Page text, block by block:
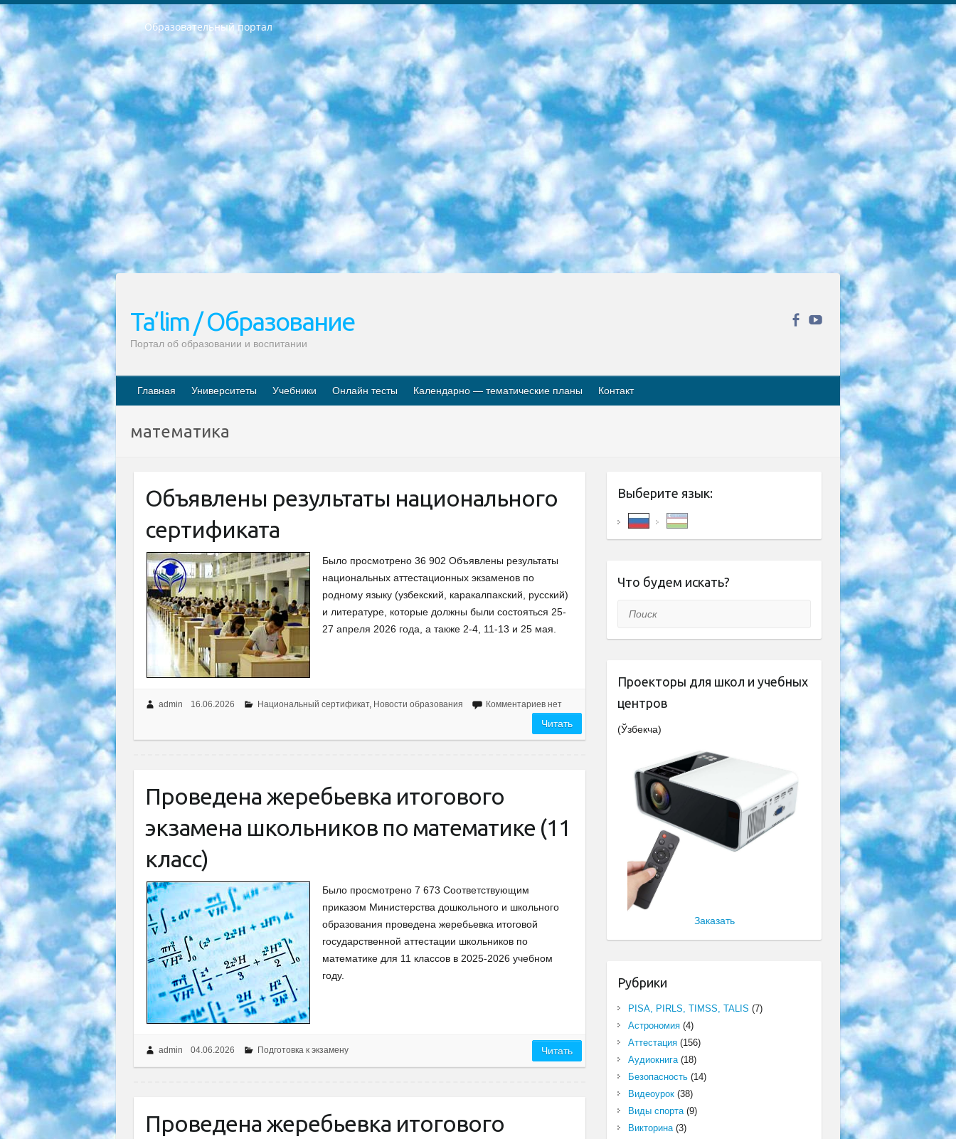
Образовательный портал
РЕСПУБЛИКА УЗБЕКИСТАН МИНИСТРЕРСТВО ДОШКОЛЬНОГО И ШКОЛЬНОГО ОБРАЗОВАНИЯ КОМАНДА в общеобразовательных учреждениях в 2023-2024 учебном году организация и проведение итоговой государственной аттестации обучающихся о Министра дошкольного и школьного образования Республики Узбекистан от 4 марта 2008 года (постановлением Минюста от 20 марта 2008 года № 1778 государственной регистрации) «Итоговое состояние учащихся общего среднего образования на основании положения об утверждении положения об аттестации общего среднего образования выпускной экзамен студентов в образовательных учреждениях в 2023-2024 учебном году В целях организации и прохождения аттестации приказываю: 1. Следующее: перечень предметов, по которым будет проводиться итоговая государственная аттестация и экзамен формы перевода согласно приложению 1; сертификаты международного образца, оценивающие уровень владения иностранными языками перечень согласно приложению 2; 2. Педагогический при специализированных образовательных учреждениях. научно-практический центр квалификации и международной оценки (Д.Давидова) 2024 г. До 25 марта: задания по предметам, по которым будет проводиться итоговая аттестация разработка и утверждение технических условий; итоговая аттестация на основании разработанного предметного задания разработка вопросов по предметам (устно и письменно), экзамен передача; общеобразовательные средние школы и специальные учебные заведения учащиеся выпускных классов школ и интернатов в агентской системе подготовка базы данных экзаменационных материалов и критериев оценки; перевод базы экзаменационных материалов на все языки обучения подать в Республиканский образовательный центр для изготовления; варианты экзаменов на основе разработанных контрольных материалов пусть будут поставлены задачи формирования. 3. Республиканский образовательный центр (Ш.Худайкулов) до 5 апреля 2024 года. до: база данных предоставленных экзаменационных материалов на все языки обучения перевод и экспертиза; для слепых, слабовидящих, глухих, слабослышащих и умственно отсталых детей учащиеся выпускных классов специализированных школ и школ-интернатов база данных экзаменационных материалов на всех преподаваемых языках подготовка критериев оценки; специализированные школы для умственно отсталых детей и технологии для учащихся выпускных классов школ-интернатов разработка соответствующих рекомендаций и критериев проведения ЕГЭ по естествознанию давать задания. 4. Педагогический при специализированных образовательных учреждениях. Научно-практический центр навыков и международной оценки (Д.Давидова), Республика образовательный центр (Худайкулов Ш.) итоговый государственный аттестационный экзамен ориентирован на творческое и логическое мышление при подготовке базы материалов учитывать введение заданий. 5. Следует отметить, что: сертификат государственного образца о знании общеобразовательного предмета и как минимум национальный уровень B1 по предметам на иностранных языках, указанным в Приложении 2. или международно признанный сертификат эквивалентного уровня студенты, изучающие определенный предмет, освобождаются от экзамена; по соответствующим предметам запланирована итоговая государственная аттестация за день до дня, путем жеребьевки Рабочей группой (в письменной форме по предметам, проводимым в форме) из числа сформированных вариантов выбрано 2 варианта; 2 выбранных варианта экзамена анонсированы на официальном сайте министерства и все выпускники по всей стране на основе этих вариантов проводит итоговую государственную аттестацию. 6. Государственное образование учащихся средних общеобразовательных учреждений. знания в соответствии с квалификационными требованиями, которые необходимо приобрести на основании стандартов итоговый (выпускной) контроль для 9 и 11 классов в целях тестирования Экзамены (далее – экзамены) состоят из предметов, перечисленных в приложении 1. будет сделано. 7. Экзамены пройдут с 26 мая по 15 июня 2024 г. (кроме науки физического воспитания). 8. Физическая для учащихся 9 классов общесредних образовательных учреждений. Экзамены по предмету «Образование, квалификация медицина» 1-6 мая 2024 года. сотрудники перевести под присмотр (с отклонениями в физическом или умственном развитии) специализированная школа для детей, школы-интернаты и со сколиозом школы-интернаты санаторного типа для больных детей исключены). 9. Он был слепым, слабовидящим и имел нарушения опорно-двигательного аппарата. экзамены в специализированных школах и интернатах для детей должны проводиться исходя из требований, предъявляемых к общеобразовательным учреждениям (физкультура кроме науки). 10. Специализированная школа для глухих и слабослышащих детей. и экзамены в интернатах и быть реализован в виде письменного теста по математике. 11. Специальность для умственно отсталых детей. Для 9 класса Родной язык и литературное письмо Государственный язык (язык обучения – узбекский). для неклассов) написано Математическое письмо Письменная/устная история Узбекистана Физическое воспитание практично Итоговый контроль Для 11 класса Написание родного языка и литературы (эссе) Математическое письмо Узбекский язык (обучение на узбекском языке) не посещающее общее среднее образование для учреждений)/Образовательное учреждение выбор письменный и устный Иностранный язык письменный/устный Письменная/устная история Узбекистана *По выбору студента:  Химия  Физика  Основы государственного права  География 10 бесплатных образовательных ресурсов - Мы составили подборку онлайн-проектов с интерактивными упражнениями, видеолекциями и статьями. Они помогут вам обрести новые и освежить старые знания бесплатно. 1. «ИНТУИТ» Старейшая образовательная площадка Рунета. Здесь вы найдёте сотни текстовых и видеокурсов на десятки различных тем — от программирования до психологии. Многие курсы подготовлены российскими университетами и крупными международными компаниями вроде Intel и Microsoft. Самостоятельное обучение бесплатное, но желающие могут оплатить услуги персональных наставников. 2. «Смартия» знакомит с актуальными профессиями и подсказывает, как им обучаться. Выбрав заинтересовавшую вас специальность — SMM-специалист, фотограф, веб-дизайнер или другую, — увидите список необходимых для неё умений. Чтобы вы могли освоить их самостоятельно, для каждого умения площадка отображает подборку ссылок на учебные материалы. Хотя «Смартия» ориентируется на русскоязычную аудиторию, часть контента всё же доступна только на английском. 3. «Лекторий Физтеха» Проект Московского физико-технического института (Физтеха). С его помощью вы можете смотреть онлайн серии лекций, записанные на видео в этом вузе. В числе доступных предметов — физика, биология, химия, информационные технологии и другие. К некоторым лекциям администрация ресурса прилагает готовые конспекты, которые можно скачивать в PDF-формате. 4. ITMOcourses Онлайн-площадка Санкт-Петербургского национального исследовательского университета информационных технологий, механики и оптики (ИТМО). Ресурс предоставляет свободный доступ к курсам, разработанным в этом вузе. Каталог материалов разбит на четыре категории: «Оптические системы и технологии», «Приборостроение и робототехника», «Информационные технологии» и «Биотехнологии». Курсы состоят из видеолекций, интерактивных демонстраций и заданий. 5. «КиберЛенинка» Электронная научная библиотека открытого доступа. Каталог площадки регулярно обрастает текстами статей из различных научных изданий. Сгруппированные по журналам и рубрикам публикации можно читать онлайн или скачивать целиком в PDF-формате. Проект нацелен на популяризацию науки за счёт открытого доступа к качественной информации. 6. «ПостНаука» На этом ресурсе публикуют подборки видеолекций, составленные экспертами из разных отраслей и объединённые общими темами. Среди них, к примеру, есть серии «Биоинформатика и геномика», «Культура средневековой Скандинавии» и Cinema Studies о теории кино. Каждая подборка лекций — логически связанная история, рассказанная экспертом от первого лица. Кроме того, на сайте появляются научно-образовательные статьи и тесты на разные темы. 7. «Newочём» Команда проекта «Newочём» отбирает самые интересные тексты из англоязычных СМИ и переводит те из них, за которые голосуют участники сообщества «ВКонтакте». По большей части это научно-популярные статьи. Редакторы придумывают лишь заголовки, в остальном содержание переводов соответствует оригиналам. Полные тексты можно читать прямо в социальной сети. 8. InternetUrok Онлайн-база материалов по основным дисциплинам школьной программы. Информация на сайте структурирована по классам, предметам и темам (урокам). Каждый урок состоит из видеолекций и конспектов. Есть также интерактивные тренажёры и тесты для закрепления пройденного материала. Даже если вы давно окончили школу, возможность повторить программу старших классов всегда может пригодиться. 9. Edutainme Ещё один ресурс об образовании. В отличие от Newtonew, как мне кажется, Edutainme больше ориентируется на представителей индустрии: педагогов, предпринимателей, разработчиков образовательных проектов. Но и любой, кто просто стремится к саморазвитию, найдёт на сайте много полезного и интересного для себя. Например, информацию о новых курсах и образовательных сервисах. 10. Newtonew Онлайн-медиа об образовании и обучении в широком смысле. Авторы Newtonew пишут об инструментах, заведениях, тактиках и стратегиях, которые помогают учить других и получать новые знания самостоятельно. На этой площадке вы найдёте новости, обзоры, аналитические мат
Ta’lim / Образование
Портал об образовании и воспитании
Главная Университеты Учебники Онлайн тесты Календарно — тематические планы Контакт
математика
Объявлены результаты национального
сертификата
Было просмотрено 36 902 Объявлены результаты
национальных аттестационных экзаменов по
родному языку (узбекский, каракалпакский, русский)
и литературе, которые должны были состояться 25-
27 апреля 2026 года, а также 2-4, 11-13 и 25 мая.
admin 16.06.2026 Национальный сертификат, Новости образования Комментариев нет
Читать
Проведена жеребьевка итогового
экзамена школьников по математике (11
класс)
Было просмотрено 7 673 Соответствующим
приказом Министерства дошкольного и школьного
образования проведена жеребьевка итоговой
государственной аттестации школьников по
математике для 11 классов в 2025-2026 учебном
году.
admin 04.06.2026 Подготовка к экзамену Читать
Проведена жеребьевка итогового
Выберите язык:
Что будем искать?
Поиск
Проекторы для школ и учебных
центров
(Ўзбекча)
Заказать
Рубрики
PISA, PIRLS, TIMSS, TALIS (7)
Астрономия(4)
Аттестация(156)
Аудиокнига(18)
Безопасность(14)
Видеоурок(38)
Виды спорта(9)
Викторина(3)